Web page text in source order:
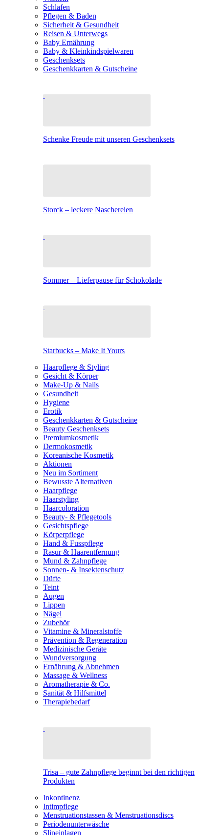
Schlafen
Pflegen & Baden
Sicherheit & Gesundheit
Reisen & Unterwegs
Baby Ernährung
Baby & Kleinkindspielwaren
Geschenksets
Geschenkkarten & Gutscheine
Schenke Freude mit unseren Geschenksets
Storck – leckere Naschereien
Sommer – Lieferpause für Schokolade
Starbucks – Make It Yours
Haarpflege & Styling
Gesicht & Körper
Make-Up & Nails
Gesundheit
Hygiene
Erotik
Geschenkkarten & Gutscheine
Beauty Geschenksets
Premiumkosmetik
Dermokosmetik
Koreanische Kosmetik
Aktionen
Neu im Sortiment
Bewusste Alternativen
Haarpflege
Haarstyling
Haarcoloration
Beauty- & Pflegetools
Gesichtspflege
Körperpflege
Hand & Fusspflege
Rasur & Haarentfernung
Mund & Zahnpflege
Sonnen- & Insektenschutz
Düfte
Teint
Augen
Lippen
Nägel
Zubehör
Vitamine & Mineralstoffe
Prävention & Regeneration
Medizinische Geräte
Wundversorgung
Ernährung & Abnehmen
Massage & Wellness
Aromatherapie & Co.
Sanität & Hilfsmittel
Therapiebedarf
Trisa – gute Zahnpflege beginnt bei den richtigen
Produkten
Inkontinenz
Intimpflege
Menstruationstassen & Menstruationsdiscs
Periodenunterwäsche
Slipeinlagen